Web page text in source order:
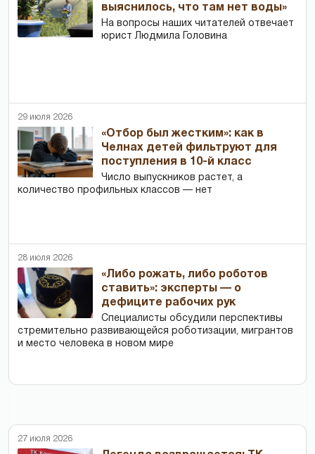
выяснилось, что там нет воды»
На вопросы наших читателей отвечает
юрист Людмила Головина
29 июля 2026
«Отбор был жестким»: как в
Челнах детей фильтруют для
поступления в 10-й класс
Число выпускников растет, а
количество профильных классов — нет
28 июля 2026
«Либо рожать, либо роботов
ставить»: эксперты — о
дефиците рабочих рук
Специалисты обсудили перспективы
стремительно развивающейся роботизации, мигрантов
и место человека в новом мире
27 июля 2026